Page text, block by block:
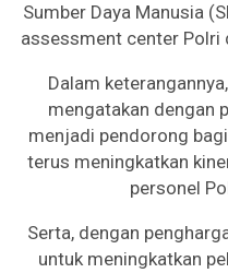
Sumber Daya Manusia
assessment center Polri
Dalam
mengatakan dengan
menjadi pendorong
terus meningkatkan
personel
Serta, dengan
untuk meningkatkan